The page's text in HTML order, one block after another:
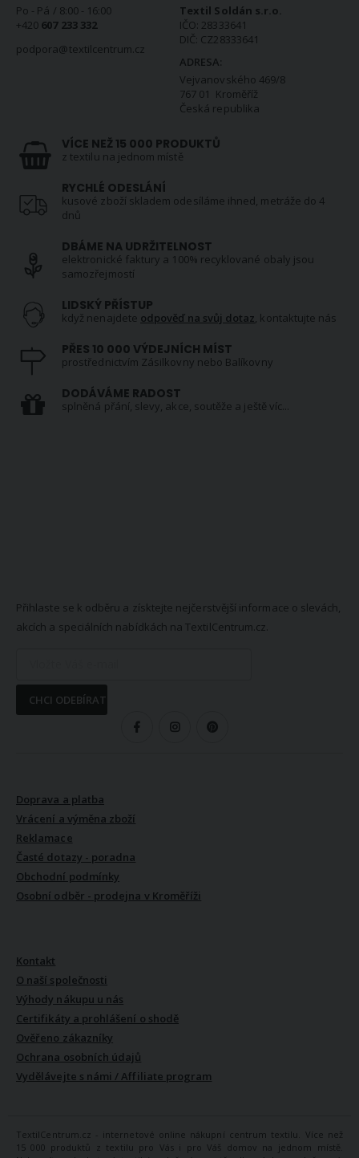
Po - Pá / 8:00 - 16:00
+420 607 233 332
podpora@textilcentrum.cz
Textil Soldán s.r.o.
IČO: 28333641
DIČ: CZ28333641
ADRESA:
Vejvanovského 469/8
767 01 Kroměříž
Česká republika
VÍCE NEŽ 15 000 PRODUKTŮ
z textilu na jednom místě
RYCHLÉ ODESLÁNÍ
kusové zboží skladem odesíláme ihned, metráže do 4
dnů
DBÁME NA UDRŽITELNOST
elektronické faktury a 100% recyklované obaly jsou
samozřejmostí
LIDSKÝ PŘÍSTUP
když nenajdete odpověď na svůj dotaz, kontaktujte nás
PŘES 10 000 VÝDEJNÍCH MÍST
prostřednictvím Zásilkovny nebo Balíkovny
DODÁVÁME RADOST
splněná přání, slevy, akce, soutěže a ještě víc...
Přihlaste se k odběru a získtejte nejčerstvější informace o slevách,
akcích a speciálních nabídkách na TextilCentrum.cz.
CHCI ODEBÍRAT
Doprava a platba
Vrácení a výměna zboží
Reklamace
Časté dotazy - poradna
Obchodní podmínky
Osobní odběr - prodejna v Kroměříži
Kontakt
O naší společnosti
Výhody nákupu u nás
Certifikáty a prohlášení o shodě
Ověřeno zákazníky
Ochrana osobních údajů
Vydělávejte s námi / Affiliate program
TextilCentrum.cz - internetové online nákupní centrum textilu. Více než
15 000 produktů z textilu pro Vás i pro Váš domov na jednom místě.